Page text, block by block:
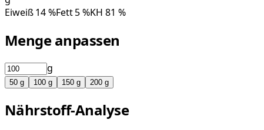
Eiweiß14%Fett5%KH 81 %
Menge anpassen
g
50 g 100 g 150 g 200 g
Nährstoff-Analyse